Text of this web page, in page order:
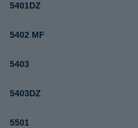
5401DZ
5402 MF
5403
5403DZ
5501